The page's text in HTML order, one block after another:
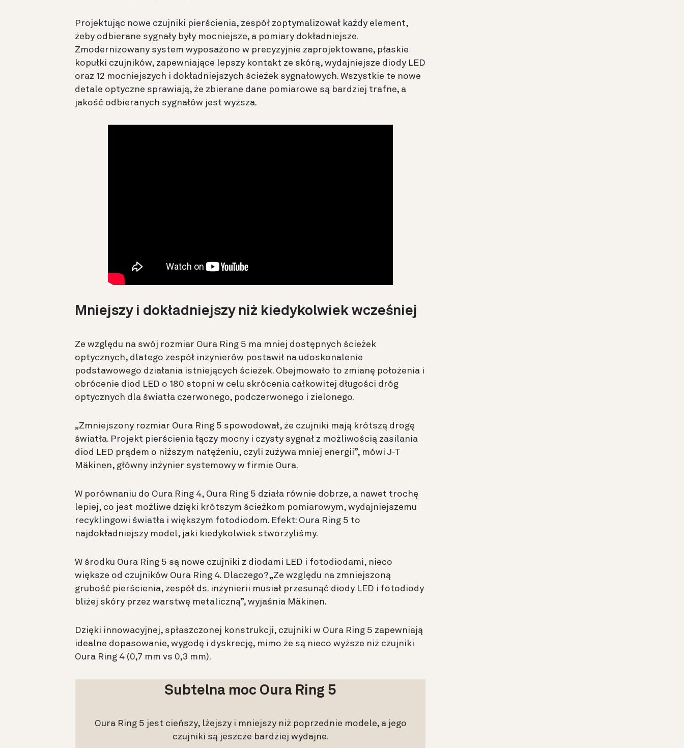
Projektując nowe czujniki pierścienia, zespół zoptymalizował każdy element,
żeby odbierane sygnały były mocniejsze, a pomiary dokładniejsze.
Zmodernizowany system wyposażono w precyzyjnie zaprojektowane, płaskie
kopułki czujników, zapewniające lepszy kontakt ze skórą, wydajniejsze diody LED
oraz 12 mocniejszych i dokładniejszych ścieżek sygnałowych. Wszystkie te nowe
detale optyczne sprawiają, że zbierane dane pomiarowe są bardziej trafne, a
jakość odbieranych sygnałów jest wyższa.
Mniejszy i dokładniejszy niż kiedykolwiek wcześniej
Ze względu na swój rozmiar Oura Ring 5 ma mniej dostępnych ścieżek
optycznych, dlatego zespół inżynierów postawił na udoskonalenie
podstawowego działania istniejących ścieżek. Obejmowało to zmianę położenia i
obrócenie diod LED o 180 stopni w celu skrócenia całkowitej długości dróg
optycznych dla światła czerwonego, podczerwonego i zielonego.
„Zmniejszony rozmiar Oura Ring 5 spowodował, że czujniki mają krótszą drogę
światła. Projekt pierścienia łączy mocny i czysty sygnał z możliwością zasilania
diod LED prądem o niższym natężeniu, czyli zużywa mniej energii”, mówi J-T
Mäkinen, główny inżynier systemowy w firmie Oura.
W porównaniu do Oura Ring 4, Oura Ring 5 działa równie dobrze, a nawet trochę
lepiej, co jest możliwe dzięki krótszym ścieżkom pomiarowym, wydajniejszemu
recyklingowi światła i większym fotodiodom. Efekt: Oura Ring 5 to
najdokładniejszy model, jaki kiedykolwiek stworzyliśmy.
W środku Oura Ring 5 są nowe czujniki z diodami LED i fotodiodami, nieco
większe od czujników Oura Ring 4. Dlaczego? „Ze względu na zmniejszoną
grubość pierścienia, zespół ds. inżynierii musiał przesunąć diody LED i fotodiody
bliżej skóry przez warstwę metaliczną”, wyjaśnia Mäkinen.
Dzięki innowacyjnej, spłaszczonej konstrukcji, czujniki w Oura Ring 5 zapewniają
idealne dopasowanie, wygodę i dyskrecję, mimo że są nieco wyższe niż czujniki
Oura Ring 4 (0,7 mm vs 0,3 mm).
Subtelna moc Oura Ring 5
Oura Ring 5 jest cieńszy, lżejszy i mniejszy niż poprzednie modele, a jego
czujniki są jeszcze bardziej wydajne.